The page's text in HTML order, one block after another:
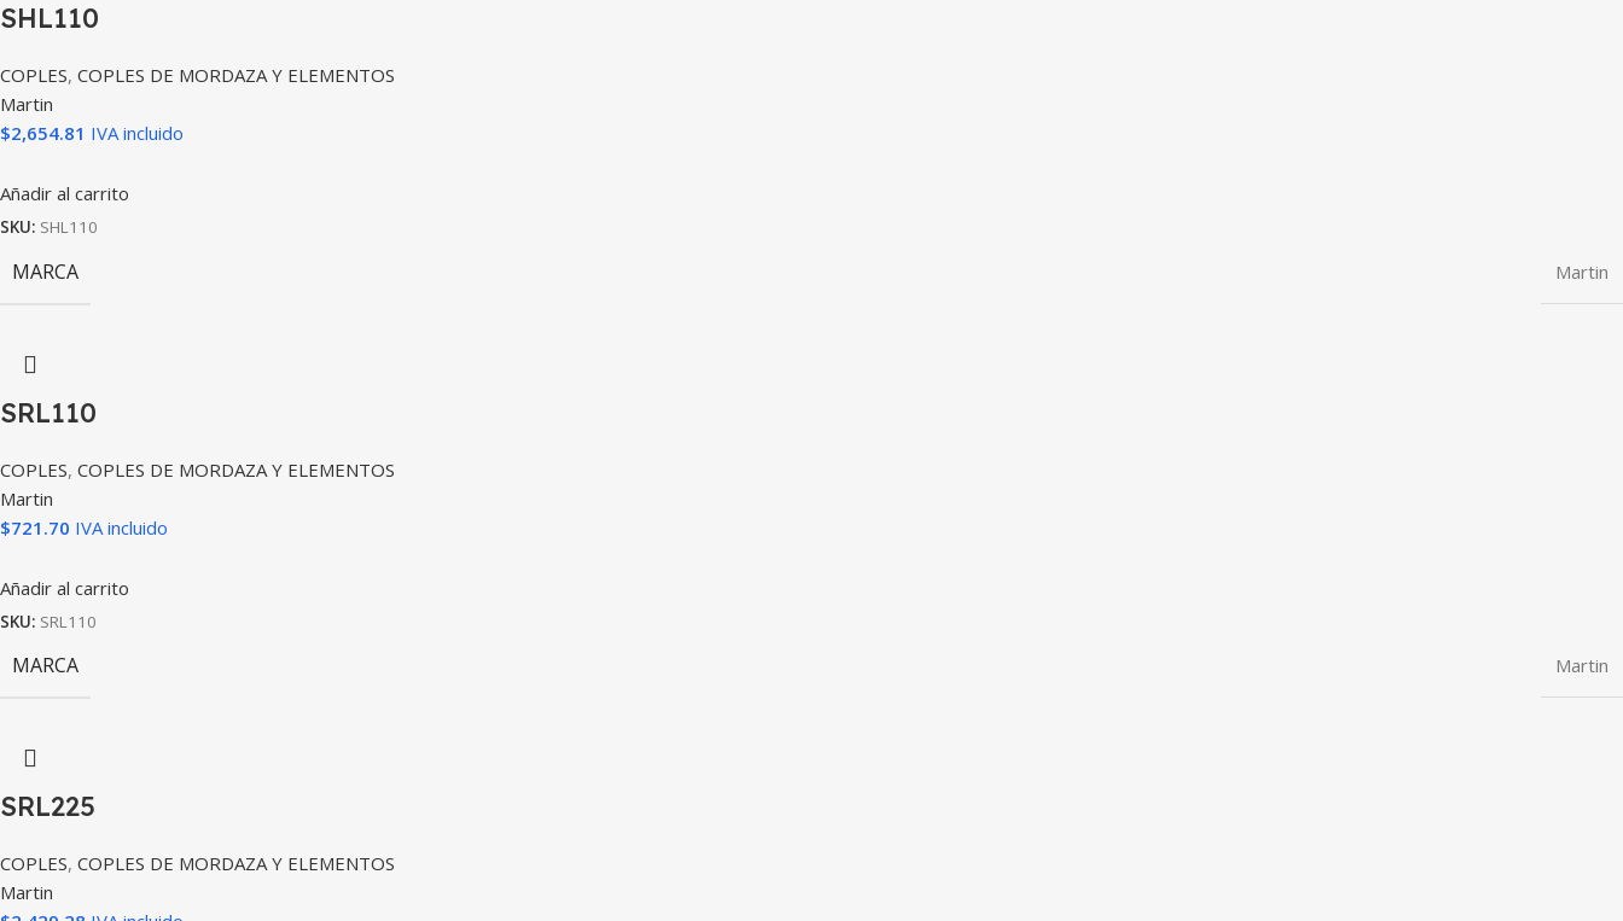
SHL110
COPLES, COPLES DE MORDAZA Y ELEMENTOS
Martin
$2,654.81 IVA incluido
Añadir al carrito
SKU: SHL110
MARCA Martin
SRL110
COPLES, COPLES DE MORDAZA Y ELEMENTOS
Martin
$721.70 IVA incluido
Añadir al carrito
SKU: SRL110
MARCA Martin
SRL225
COPLES, COPLES DE MORDAZA Y ELEMENTOS
Martin